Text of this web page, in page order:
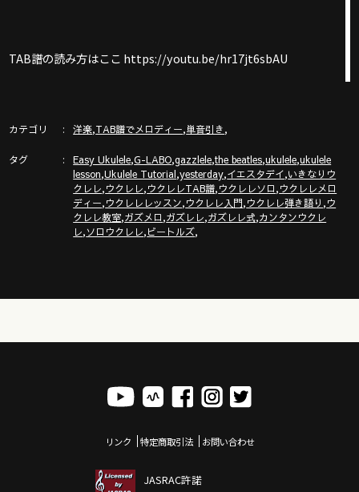
TAB譜の読み方はここ https://youtu.be/hr17jt6sbAU
「チューリップ」でTAB譜の練習〜
YouTube再生速度を遅くする方法解説NEW!!
https://youtu.be/nT63xCghif4
●【ガズメロ】ソングリスト https://gazzlele.com/g-solid/
ウクレレ「Low-G」の弦ってなに？？
動画 https://youtu.be/XKQLnkZx6AA
カテゴリ 洋楽,TAB譜でメロディー,単音引き,
タグ Easy Ukulele,G-LABO,gazzlele,the beatles,ukulele,ukulele
lesson,Ukulele Tutorial,yesterday,イエスタデイ,いきなりウ
クレレ,ウクレレ,ウクレレTAB譜,ウクレレソロ,ウクレレメロ
ディー,ウクレレレッスン,ウクレレ入門,ウクレレ弾き語り ,ウ
クレレ教室,ガズメロ,ガズレレ,ガズレレ式,カンタンウクレ
レ,ソロウクレレ,ビートルズ,
リンク 特定商取引法 お問い合わせ
JASRAC許諾